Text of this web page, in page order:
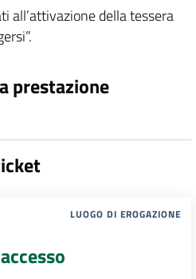
all’attivazione della tessera
prestazione
LUOGO DI EROGAZIONE